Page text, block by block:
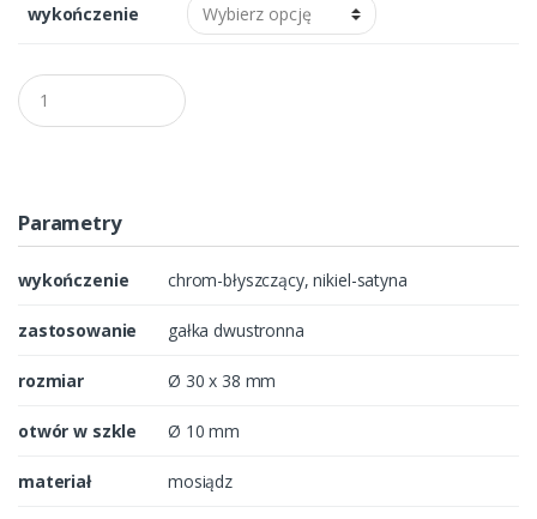
wykończenie
Q
u
a
t
yParametry
wykończenie chrom-błyszczący, nikiel-satyna
zastosowanie gałka dwustronna
rozmiar Ø 30 x 38 mm
otwór w szkle Ø 10 mm
materiał mosiądz